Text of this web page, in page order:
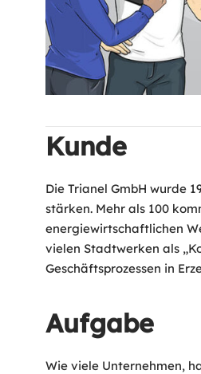
Kunde
Die Trianel GmbH wurde
stärken. Mehr als 100
energiewirtschaftlichen
vielen Stadtwerken als
Geschäftsprozessen in
Aufgabe
Wie viele Unternehmen,